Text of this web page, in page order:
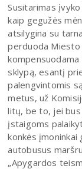
Susitarimas
kaip gegužės
atsilygina su
perduoda Miesto
sklypą, esantį
palengvintomis
metus, už
litų, be to, jei
įstaigoms
konkės
autobusus
„Apygardos